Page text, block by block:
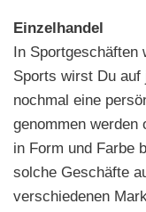
Einzelhandel
In Sportgeschäften
Sports wirst Du auf
nochmal eine
genommen werden
in Form und Farbe
solche Geschäfte
verschiedenen